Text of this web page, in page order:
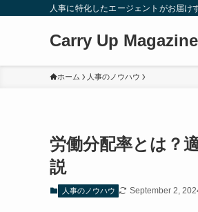
人事に特化したエージェントがお届け
Carry Up Magazine
ホーム 人事のノウハウ
労働分配率とは？
説
人事のノウハウ September 2,